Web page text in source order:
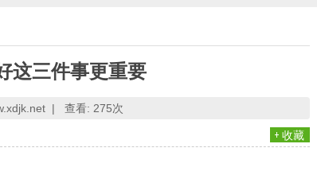
这三件事更重要
| 查看: 275次
收藏